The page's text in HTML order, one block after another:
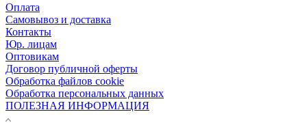
Оплата
Самовывоз и доставка
Контакты
Юр. лицам
Оптовикам
Договор публичной оферты
Обработка файлов cookie
Обработка персональных данных
ПОЛЕЗНАЯ ИНФОРМАЦИЯ